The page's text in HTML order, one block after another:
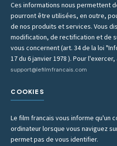
Ces informations nous permettent
pourront être utilisées, en outre,
de nos produits et services. Vous
modification, de rectification et de
vous concernent (art. 34 de la loi
17 du 6 janvier 1978 ). Pour
support@lefilmfrancais.com
COOKIES
Le film francais vous informe qu'un
ordinateur lorsque vous naviguez
permet pas de vous identifier.